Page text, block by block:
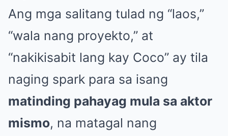
Ang mga salitang tulad ng “laos,”
“wala nang proyekto,” at
“nakikisabit lang kay Coco” ay tila
naging spark para sa isang
matinding pahayag mula sa aktor
mismo, na matagal nang